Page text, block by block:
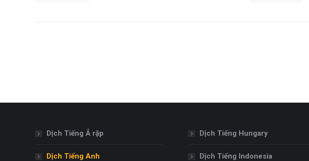
Dịch Tiếng Ả rập
Dịch Tiếng Anh
Dịch Tiếng Hungary
Dịch Tiếng Indonesia